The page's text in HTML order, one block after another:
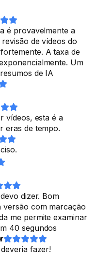


é provavelmente a
de vídeos do
A taxa de
Um
de IA


vídeos, esta é a
eras de tempo.




dizer. Bom
versão com marcação
me permite examinar
40 segundos


fazer!